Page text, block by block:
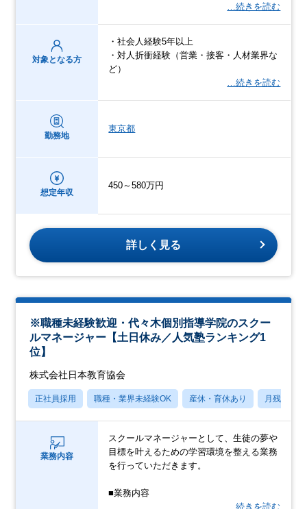
…続きを読む
対象となる方
・社会人経験5年以上
・対人折衝経験（営業・接客・人材業界な
ど）
…続きを読む
勤務地
東京都
想定年収
450～580万円
詳しく見る
※職種未経験歓迎・代々木個別指導学院のスクー
ルマネージャー【土日休み／人気塾ランキング1
位】
株式会社日本教育協会
正社員採用 職種・業界未経験OK 産休・育休あり 月残業20
業務内容
スクールマネージャーとして、生徒の夢や
目標を叶えるための学習環境を整える業務
を行っていただきます。
■業務内容
…続きを読む